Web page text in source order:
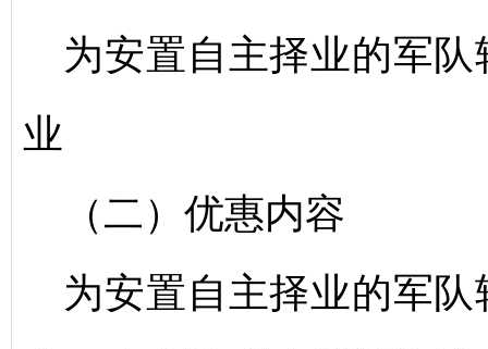
为安置自主择业的军
业
（二）优惠内容
为安置自主择业的军